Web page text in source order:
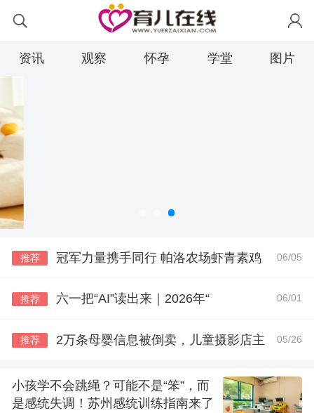
资讯 观察 怀孕 学堂 图片
06/05
推荐 冠军力量携手同行 帕洛农场虾青素鸡
06/01
推荐 六一把“AI”读出来｜2026年“
05/26
推荐 2万条母婴信息被倒卖，儿童摄影店主
小孩学不会跳绳？可能不是“笨”，而
是感统失调！苏州感统训练指南来了